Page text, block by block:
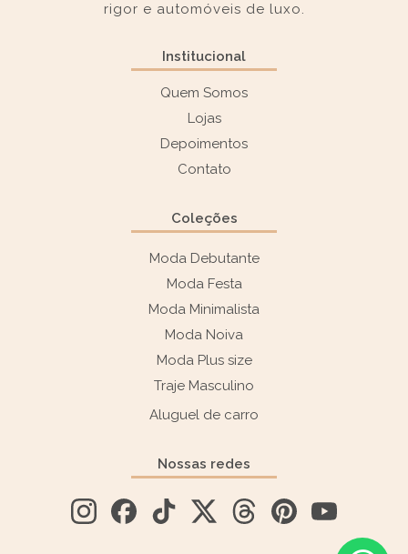
rigor e automóveis de luxo.
Institucional
Quem Somos
Lojas
Depoimentos
Contato
Coleções
Moda Debutante
Moda Festa
Moda Minimalista
Moda Noiva
Moda Plus size
Traje Masculino
Aluguel de carro
Nossas redes